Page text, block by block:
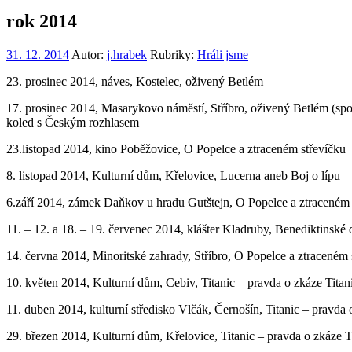
rok 2014
31. 12. 2014 Autor: j.hrabek Rubriky: Hráli jsme
23. prosinec 2014, náves, Kostelec, oživený Betlém
17. prosinec 2014, Masarykovo náměstí, Stříbro, oživený Betlém
koled s Českým rozhlasem
23.listopad 2014, kino Poběžovice, O Popelce a ztraceném střevíčku
8. listopad 2014, Kulturní dům, Křelovice, Lucerna aneb Boj o lípu
6.září 2014, zámek Daňkov u hradu Gutštejn, O Popelce a
11. – 12. a 18. – 19. červenec 2014, klášter Kladruby,
14. června 2014, Minoritské zahrady, Stříbro, O Popelce a
10. květen 2014, Kulturní dům, Cebiv, Titanic – pravda o zkáze
11. duben 2014, kulturní středisko Vlčák, Černošín, Titanic –
29. březen 2014, Kulturní dům, Křelovice, Titanic – pravda o zkáze